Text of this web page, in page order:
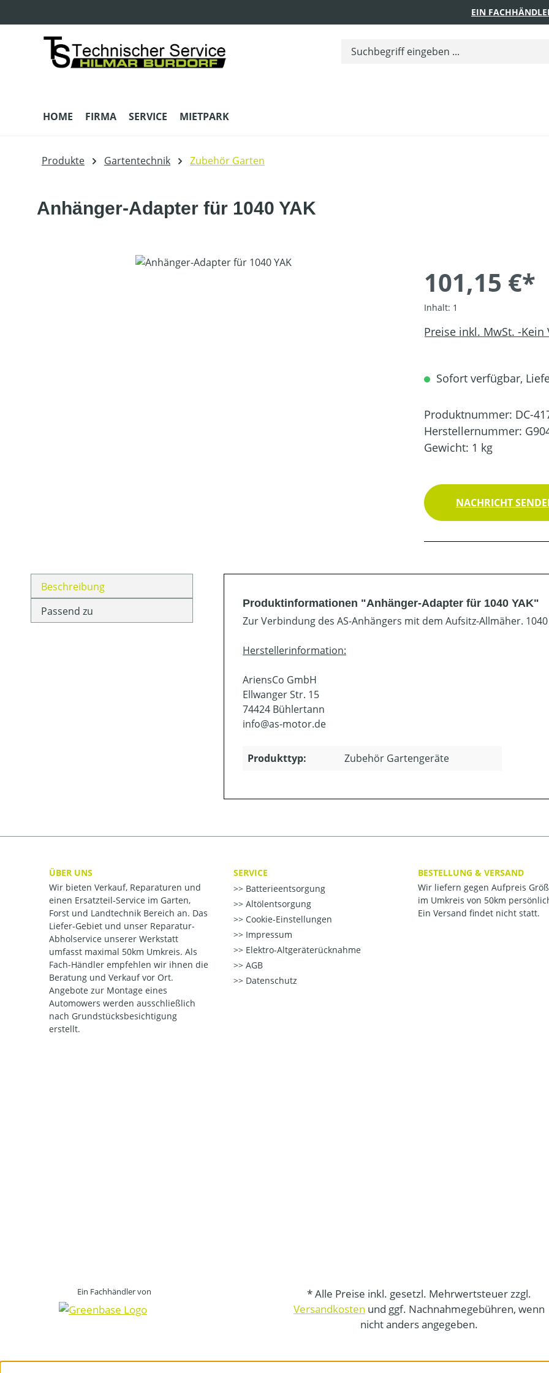
EIN
HOME FIRMA SERVICE MIETPARK
Produkte Gartentechnik Zubehör Garten
Anhänger-Adapter für 1040 YAK
Bildergalerie überspringen
101,15 €*
Inhalt: 1
Preise inkl. MwSt. -Kein
Sofort verfügbar,
Produktnummer: DC-
Herstellernummer:
Gewicht: 1 kg
NACHRICHT
Beschreibung
Passend zu
Produktinformationen "Anhänger-Adapter für 1040 YAK"
Zur Verbindung des AS-Anhängers mit dem Aufsitz-Allmäher. 1040
Herstellerinformation:
AriensCo GmbH
Ellwanger Str. 15
74424 Bühlertann
info@as-motor.de
Produkttyp: Zubehör Gartengeräte
ÜBER UNS
Wir bieten Verkauf, Reparaturen und
einen Ersatzteil-Service im Garten,
Forst und Landtechnik Bereich an. Das
Liefer-Gebiet und unser Reparatur-
Abholservice unserer Werkstatt
umfasst maximal 50km Umkreis. Als
Fach-Händler empfehlen wir ihnen die
Beratung und Verkauf vor Ort.
Angebote zur Montage eines
Automowers werden ausschließlich
nach Grundstücksbesichtigung
erstellt.
SERVICE
Batterieentsorgung
Altölentsorgung
Cookie-Einstellungen
Impressum
Elektro-Altgeräterücknahme
AGB
Datenschutz
BESTELLUNG & VERSAND
Wir liefern gegen Aufpreis
im Umkreis von 50km
Ein Versand findet nicht statt.
Ein Fachhändler von
* Alle Preise inkl. gesetzl. Mehrwertsteuer zzgl.
Versandkosten und ggf. Nachnahmegebühren, wenn
nicht anders angegeben.